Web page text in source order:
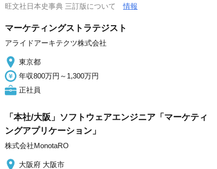
旺文社日本史事典 三訂版について情報
マーケティングストラテジスト
アライドアーキテクツ株式会社
東京都
年収800万円～1,300万円
正社員
「本社/大阪」ソフトウェアエンジニア「マーケティ
ングアプリケーション」
株式会社MonotaRO
大阪府 大阪市